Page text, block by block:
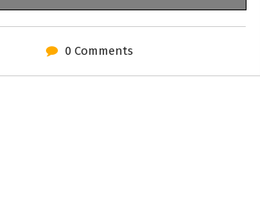
0 Comments